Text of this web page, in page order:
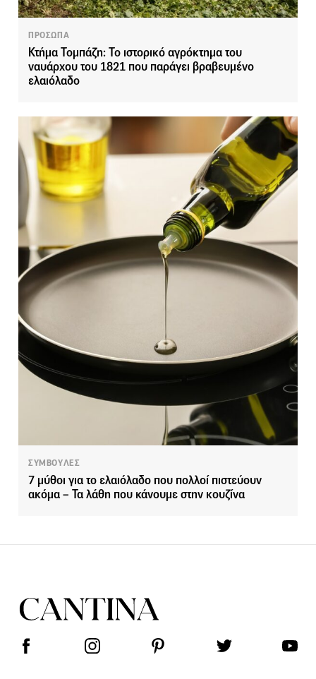
ΠΡΟΣΩΠΑ
Κτήμα Τομπάζη: Το ιστορικό αγρόκτημα του
ναυάρχου του 1821 που παράγει βραβευμένο
ελαιόλαδο
ΣΥΜΒΟΥΛΕΣ
7 μύθοι για το ελαιόλαδο που πολλοί πιστεύουν
ακόμα – Τα λάθη που κάνουμε στην κουζίνα